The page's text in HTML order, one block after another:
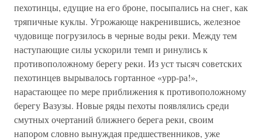
пехотинцы, едущие на его броне, посыпались на снег, как
тряпичные куклы. Угрожающе накренившись, железное
чудовище погрузилось в черные воды реки. Между тем
наступающие силы ускорили темп и ринулись к
противоположному берегу реки. Из уст тысяч советских
пехотинцев вырывалось гортанное «урр-ра!»,
нарастающее по мере приближения к противоположному
берегу Вазузы. Новые ряды пехоты появлялись среди
смутных очертаний ближнего берега реки, своим
напором словно вынуждая предшественников, уже